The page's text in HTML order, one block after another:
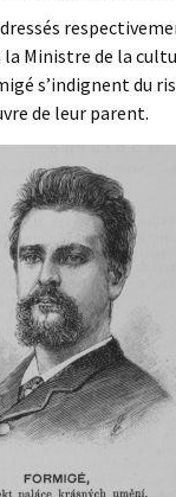
Ministre de la
s’indignent du
de leur parent.